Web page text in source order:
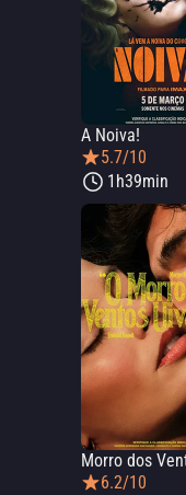
A Noiva!
5.7/10
1h39min
6.2/10